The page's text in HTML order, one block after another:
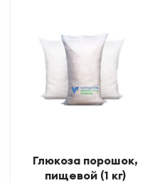
Глюкоза порошок,
пищевой (1 кг)